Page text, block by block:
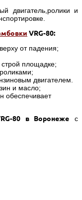
двигатель,ролики и
VRG-80:
от падения;
площадке;
двигателем.
и масло;
обеспечивает
80 в Воронеже с